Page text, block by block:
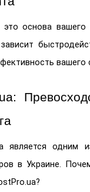
это основа вашего
вашего
является одним
в Украине.